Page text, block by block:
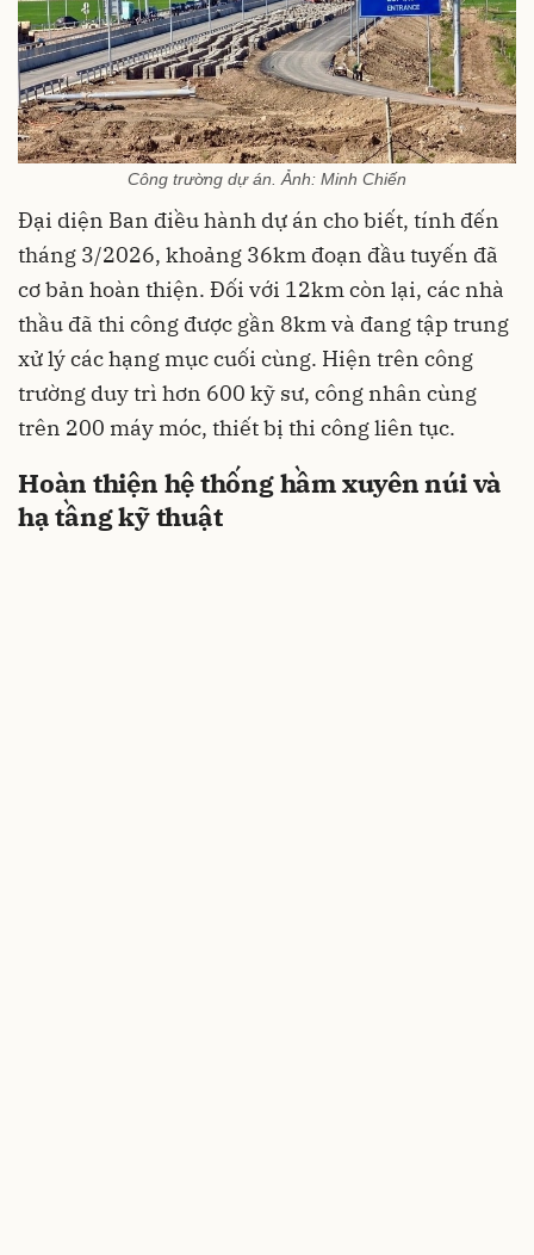
Công trường dự án. Ảnh: Minh Chiến
Đại diện Ban điều hành dự án cho biết, tính đến
tháng 3/2026, khoảng 36km đoạn đầu tuyến đã
cơ bản hoàn thiện. Đối với 12km còn lại, các nhà
thầu đã thi công được gần 8km và đang tập trung
xử lý các hạng mục cuối cùng. Hiện trên công
trường duy trì hơn 600 kỹ sư, công nhân cùng
trên 200 máy móc, thiết bị thi công liên tục.
Hoàn thiện hệ thống hầm xuyên núi và
hạ tầng kỹ thuật